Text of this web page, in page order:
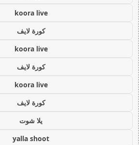
koora live
كورة لايف
koora live
كورة لايف
koora live
كورة لايف
يلا شوت
yalla shoot